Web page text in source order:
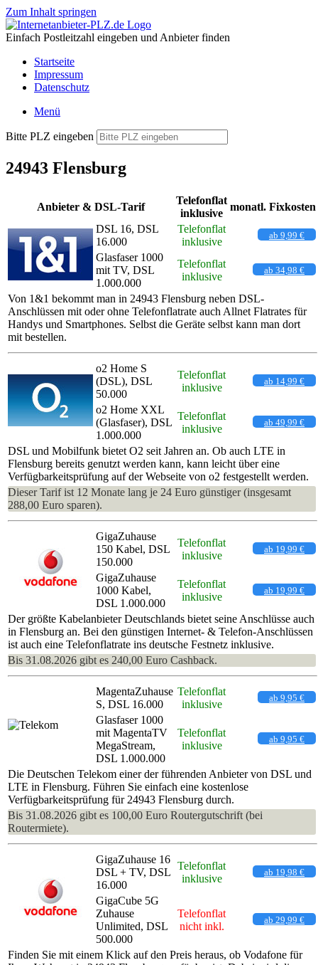
Zum Inhalt springen
Einfach Postleitzahl eingeben und Anbieter finden
Startseite
Impressum
Datenschutz
Menü
Bitte PLZ eingeben
24943 Flensburg
Anbieter & DSL-Tarif
Telefonflat
inklusive
monatl. Fixkosten
DSL 16, DSL
16.000
Telefonflat
inklusive
ab 9,99 €
Glasfaser 1000
mit TV, DSL
1.000.000
Telefonflat
inklusive
ab 34,98 €
Von 1&1 bekommt man in 24943 Flensburg neben DSL-
Anschlüssen mit oder ohne Telefonflatrate auch Allnet Flatrates für
Handys und Smartphones. Selbst die Geräte selbst kann man dort
mit bestellen.
o2 Home S
(DSL), DSL
50.000
Telefonflat
inklusive
ab 14,99 €
o2 Home XXL
(Glasfaser), DSL
1.000.000
Telefonflat
inklusive
ab 49,99 €
DSL und Mobilfunk bietet O2 seit Jahren an. Ob auch LTE in
Flensburg bereits genutzt werden kann, kann leicht über eine
Verfügbarkeitsprüfung auf der Webseite von o2 festgestellt werden.
Dieser Tarif ist 12 Monate lang je 24 Euro günstiger (insgesamt
288,00 Euro sparen).
GigaZuhause
150 Kabel, DSL
150.000
Telefonflat
inklusive
ab 19,99 €
GigaZuhause
1000 Kabel,
DSL 1.000.000
Telefonflat
inklusive
ab 19,99 €
Der größte Kabelanbieter Deutschlands bietet seine Anschlüsse auch
in Flensburg an. Bei den günstigen Internet- & Telefon-Anschlüssen
ist auch eine Telefonflatrate ins deutsche Festnetz inklusive.
Bis 31.08.2026 gibt es 240,00 Euro Cashback.
MagentaZuhause
S, DSL 16.000
Telefonflat
inklusive
ab 9,95 €
Glasfaser 1000
mit MagentaTV
MegaStream,
DSL 1.000.000
Telefonflat
inklusive
ab 9,95 €
Die Deutschen Telekom einer der führenden Anbieter von DSL und
LTE in Flensburg. Führen Sie einfach eine kostenlose
Verfügbarkeitsprüfung für 24943 Flensburg durch.
Bis 31.08.2026 gibt es 100,00 Euro Routergutschrift (bei
Routermiete).
GigaZuhause 16
DSL + TV, DSL
16.000
Telefonflat
inklusive
ab 19,98 €
GigaCube 5G
Zuhause
Unlimited, DSL
500.000
Telefonflat
nicht inkl.
ab 29,99 €
Finden Sie mit einem Klick auf den Preis heraus, ob Vodafone für